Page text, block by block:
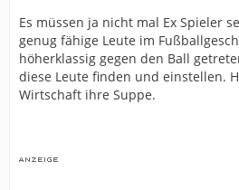
Es müssen ja nicht mal Ex Spieler
genug fähige Leute im
höherklassig gegen den Ball
diese Leute finden und einstellen.
Wirtschaft ihre Suppe.